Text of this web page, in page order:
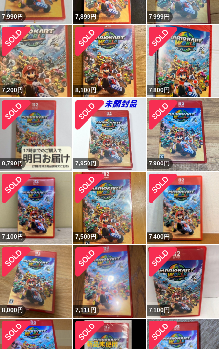
7,990円 7,899円 7,999円
7,200円 8,100円 7,800円
8,790円 7,950円 7,980円
7,100円 7,500円 7,400円
8,000円 7,111円 7,100円